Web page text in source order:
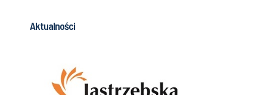
Aktualności